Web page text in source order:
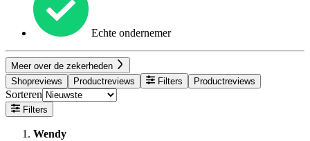
Echte ondernemer
Meer over de zekerheden
Shopreviews
Productreviews Filters Productreviews
Sorteren
Filters
Wendy